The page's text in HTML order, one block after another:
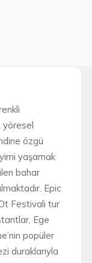
yöresel
özgü
yaşamak
bahar
Epic
Festivali tur
Ege
popüler
duraklarıyla